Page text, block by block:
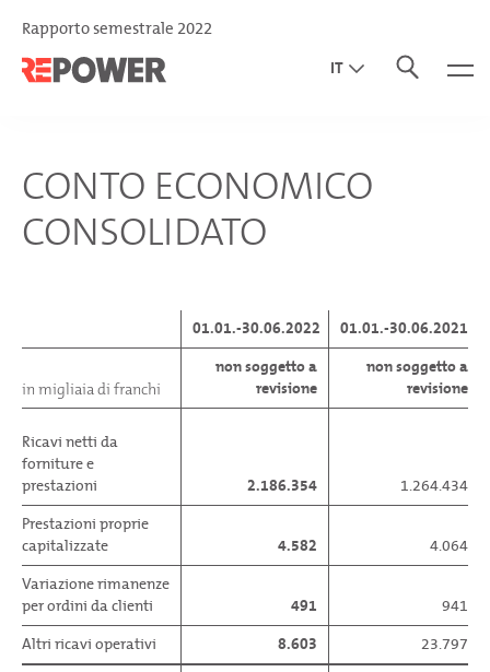
Rapporto semestrale 2022
IT
CONTO ECONOMICO
CONSOLIDATO
01.01.-30.06.2022 01.01.-30.06.2021
in migliaia di franchi
non soggetto a
revisione
non soggetto a
revisione
Ricavi netti da
forniture e
prestazioni
2.186.354
1.264.434
Prestazioni proprie
capitalizzate
4.582
4.064
Variazione rimanenze
per ordini da clienti
491
941
Altri ricavi operativi
8.603
23.797